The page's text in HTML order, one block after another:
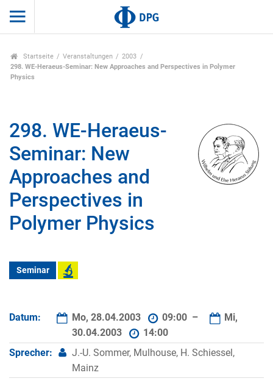
Startseite Veranstaltungen
2003
298. WE-Heraeus-Seminar: New Approaches and Perspectives in Polymer
Physics
298. WE-Heraeus-
Seminar: New
Approaches and
Perspectives in
Polymer Physics
Seminar
Datum: Mo, 28.04.2003 09:00 –
Mi,
30.04.2003
14:00
Sprecher:
J.-U. Sommer, Mulhouse, H. Schiessel,
Mainz